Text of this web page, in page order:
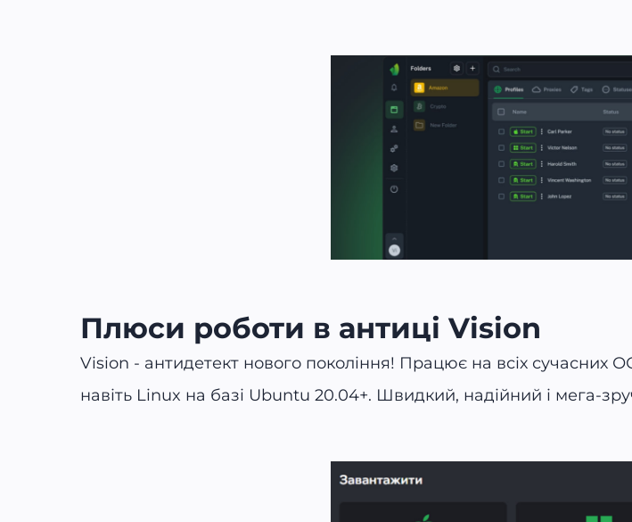
Плюси роботи в антиці Vision
Vision - антидетект нового покоління! Працює на всіх сучасних
навіть Linux на базі Ubuntu 20.04+. Швидкий, надійний і мега-